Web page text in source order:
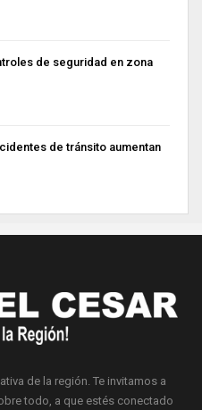
de seguridad en zona
de tránsito aumentan
de la región. Te invitamos a
todo, a que estés conectado